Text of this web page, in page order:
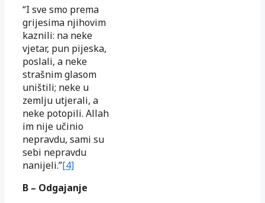
“I sve smo prema
grijesima njihovim
kaznili: na neke
vjetar, pun pijeska,
poslali, a neke
strašnim glasom
uništili; neke u
zemlju utjerali, a
neke potopili. Allah
im nije učinio
nepravdu, sami su
sebi nepravdu
nanijeli.”[4]
B – Odgajanje